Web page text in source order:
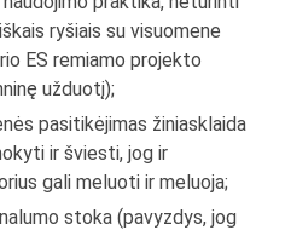
ryšiais su visuomene
ES remiamo projekto
užduotį);
pasitikėjimas žiniasklaida
ir šviesti, jog ir
gali meluoti ir meluoja;
stoka (pavyzdys, jog